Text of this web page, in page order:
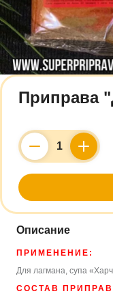
Приправа
Counter
Описание
ПРИМЕНЕНИЕ:
Для лагмана, супа
СОСТАВ